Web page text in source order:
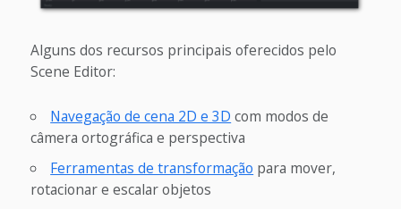
Alguns dos recursos principais oferecidos pelo
Scene Editor:
Navegação de cena 2D e 3D com modos de
câmera ortográfica e perspectiva
Ferramentas de transformação para mover,
rotacionar e escalar objetos